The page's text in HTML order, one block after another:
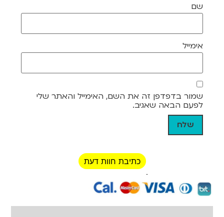
שם
אימייל
שמור בדפדפן זה את השם, האימייל והאתר שלי
לפעם הבאה שאגיב.
כתיבת חוות דעת
רכישה מאובטחת!